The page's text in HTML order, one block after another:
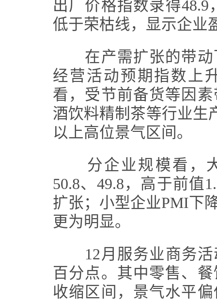
出厂价格指数录得
低于荣枯线，显示企业
在产需扩张的带动
经营活动预期指数上
看，受节前备货等因
酒饮料精制茶等行业生
以上高位景气区间。
分企业规模看，大
50.8、49.8，高于前值
扩张；小型企业PMI下
更为明显。
12月服务业商务活
百分点。其中零售、
收缩区间，景气水平